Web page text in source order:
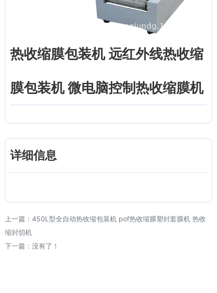
热收缩膜包装机 远红外线热收缩
膜包装机 微电脑控制热收缩膜机
详细信息
上一篇： 450L型全自动热收缩包装机 pof热收缩膜塑封套膜机 热收
缩封切机
下一篇：没有了！